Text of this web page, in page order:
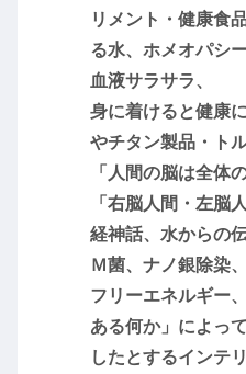
リメント・健康食
る水、ホメオパシ
血液サラサラ、
身に着けると健康
やチタン製品・ト
「人間の脳は全体
「右脳人間・左脳
経神話、水からの
Ｍ菌、ナノ銀除染、
フリーエネルギー
ある何か」によっ
したとするインテ